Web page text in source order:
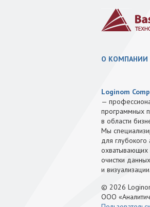
О КОМПАНИИ
Loginom
—
программных
в области
Мы
для глубокого
охватывающих
очистки
и визуализации.
© 2026
ООО